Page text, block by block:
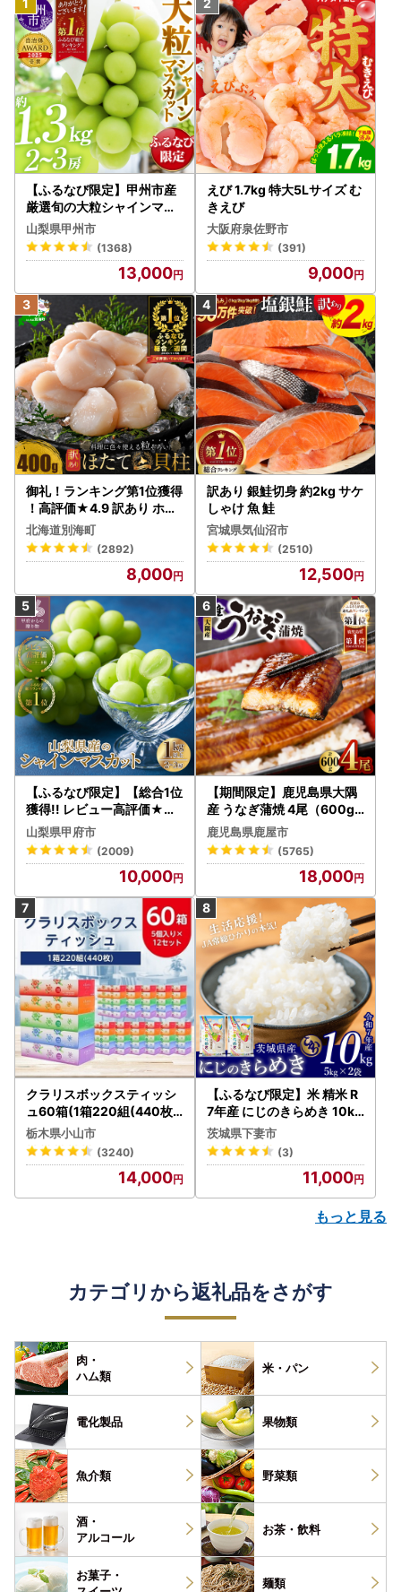
【ふるなび限定】甲州市産
厳選旬の大粒シャインマス
カット 約1.3kg 2～3房【2
026年発送】（MG）B12-
472 FN-Limited-VO シャ
インマスカット フルーツ
山梨県甲州市
(1368)
13,000
えび 1.7kg 特大5Lサイズ む
きえび
大阪府泉佐野市
(391)
9,000
御礼！ランキング第1位獲得
！高評価★4.9 訳あり ホタ
テ 400g（ほたて 帆立 貝柱
冷凍 ）
北海道別海町
(2892)
8,000
訳あり 銀鮭切身 約2kg サケ
しゃけ 魚 鮭
宮城県気仙沼市
(2510)
12,500
【ふるなび限定】【総合1位
獲得!! レビュー高評価★】
〈2026年度配送分〉山梨
県産 シャインマスカット 2
～3房（1.0kg以上）シャイ
ン フルーツ FN-Limited-S
P
山梨県甲府市
(2009)
10,000
【期間限定】鹿児島県大隅
産 うなぎ蒲焼 4尾（600g
） KN007-004-04-cp18
うなぎ 鰻 魚 惣菜 総菜
鹿児島県鹿屋市
(5765)
18,000
クラリスボックスティッシ
ュ60箱(1箱220組(440枚))
(5個入り×12セット)【配送
不可地域：離島・沖縄県】
【1256759】
栃木県小山市
(3240)
14,000
【ふるなび限定】米 精米 R
7年産 にじのきらめき 10kg
10月 FN-Limited-PR
茨城県下妻市
(3)
11,000
もっと見る
カテゴリから返礼品をさがす
肉・
ハム類
米・パン
電化製品 果物類
魚介類 野菜類
酒・
アルコール
お茶・ 飲料
お菓子・
麺類